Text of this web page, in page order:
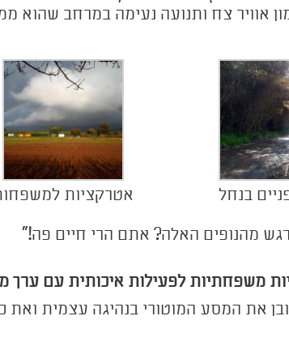
אוויר צח ותנועה נעימה במרחב שהוא
בנחל אטרקציות
מהנופים האלה? אתם הרי חיים פה!"
משפחתיות לפעילות איכותית עם ערך
את המסע המוטורי בנהיגה עצמית ואת